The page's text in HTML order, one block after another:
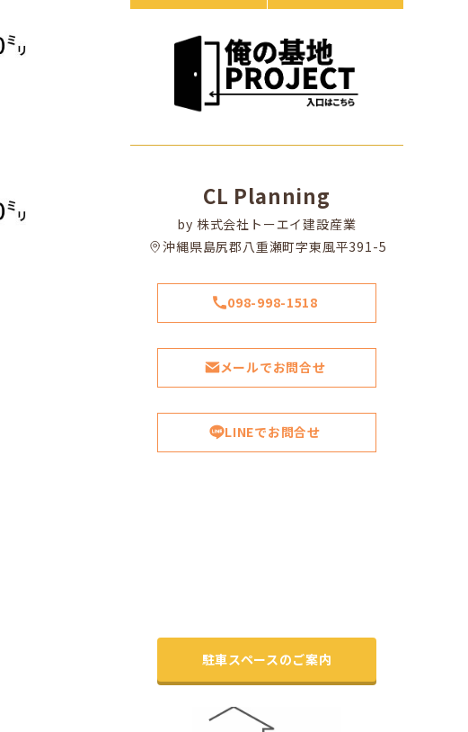
CL Planning
by 株式会社トーエイ建設産業
沖縄県島尻郡八重瀬町字東風平391-5
098-998-1518
メールでお問合せ
LINEでお問合せ
駐車スペースのご案内